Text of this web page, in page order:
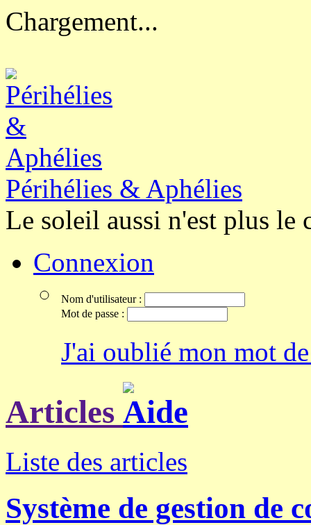
Chargement...
Périhélies & Aphélies
Le soleil aussi n'est plus le
Connexion
Nom d'utilisateur :
Mot de passe :
J'ai oublié mon mot de
Articles
Liste des articles
Système de gestion de